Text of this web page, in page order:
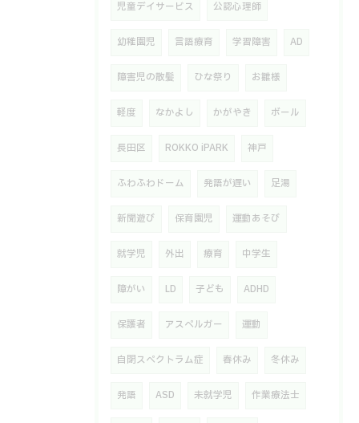
児童デイサービス 公認心理師
幼稚園児 言語療育 学習障害 AD
障害児の散髪 ひな祭り お雛様
軽度 なかよし かがやき ボール
長田区 ROKKO iPARK 神戸
ふわふわドーム 発語が遅い 足湯
新聞遊び 保育園児 運動あそび
就学児 外出 療育 中学生
障がい LD 子ども ADHD
保護者 アスペルガー 運動
自閉スペクトラム症 春休み 冬休み
発語 ASD 未就学児 作業療法士